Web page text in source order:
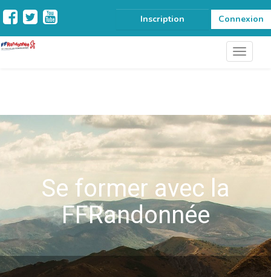
Inscription Connexion
Se former avec la
FFRandonnée